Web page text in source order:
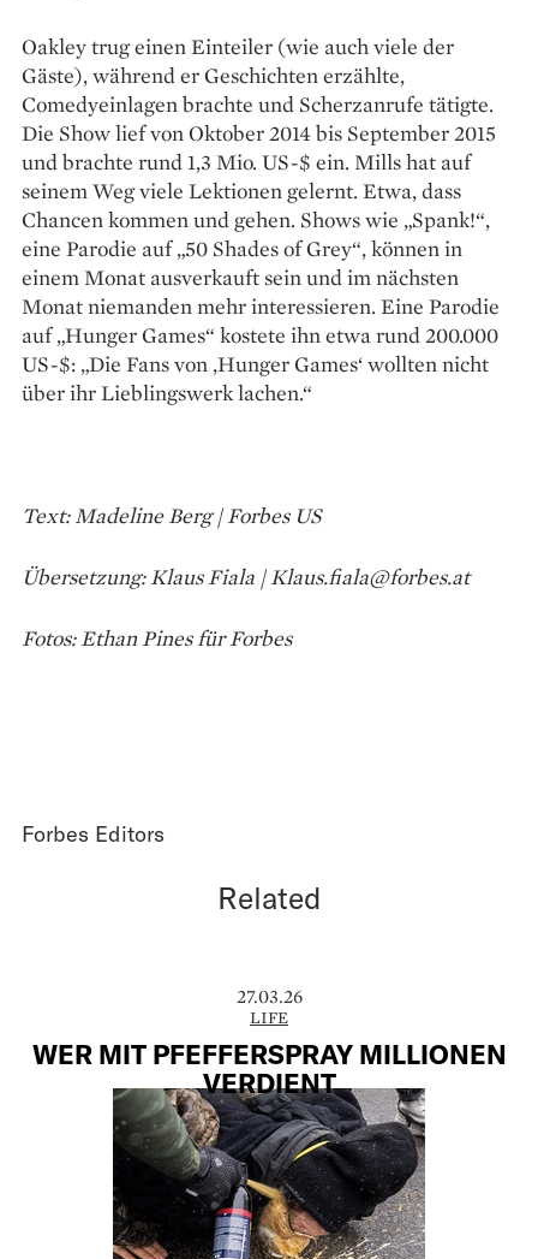
Oakley trug einen Einteiler (wie auch viele der
Gäste), während er Geschichten erzählte,
Comedyeinlagen brachte und Scherzanrufe tätigte.
Die Show lief von Oktober 2014 bis September 2015
und brachte rund 1,3 Mio. US-$ ein. Mills hat auf
seinem Weg viele Lektionen gelernt. Etwa, dass
Chancen kommen und gehen. Shows wie „Spank!“,
eine Parodie auf „50 Shades of Grey“, können in
einem Monat ausverkauft sein und im nächsten
Monat niemanden mehr interessieren. Eine Parodie
auf „Hunger Games“ kostete ihn etwa rund 200.000
US-$: „Die Fans von ‚Hunger Games‘ wollten nicht
über ihr Lieblingswerk lachen.“
Text: Madeline Berg | Forbes US
Übersetzung: Klaus Fiala | Klaus.fiala@forbes.at
Fotos: Ethan Pines für Forbes
Forbes Editors
Related
27.03.26
LIFE
WER MIT PFEFFERSPRAY MILLIONEN
VERDIENT